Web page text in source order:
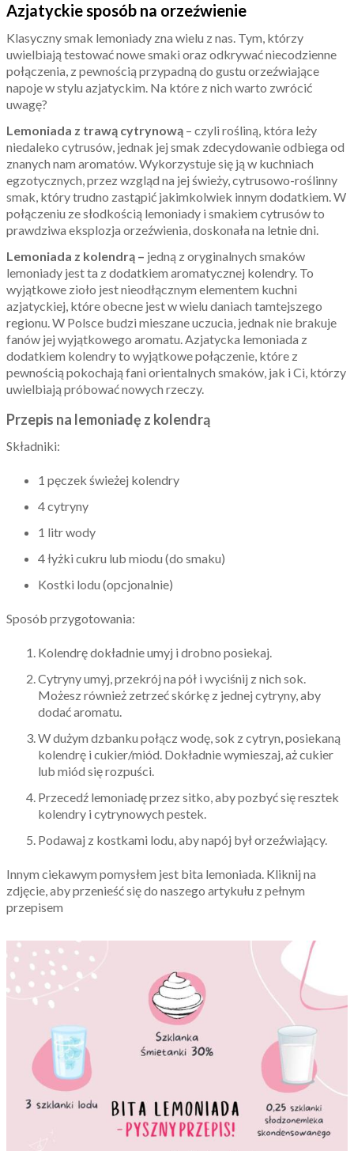
Azjatyckie sposób na orzeźwienie
Klasyczny smak lemoniady zna wielu z nas. Tym, którzy
uwielbiają testować nowe smaki oraz odkrywać niecodzienne
połączenia, z pewnością przypadną do gustu orzeźwiające
napoje w stylu azjatyckim. Na które z nich warto zwrócić
uwagę?
Lemoniada z trawą cytrynową – czyli rośliną, która leży
niedaleko cytrusów, jednak jej smak zdecydowanie odbiega od
znanych nam aromatów. Wykorzystuje się ją w kuchniach
egzotycznych, przez wzgląd na jej świeży, cytrusowo-roślinny
smak, który trudno zastąpić jakimkolwiek innym dodatkiem. W
połączeniu ze słodkością lemoniady i smakiem cytrusów to
prawdziwa eksplozja orzeźwienia, doskonała na letnie dni.
Lemoniada z kolendrą – jedną z oryginalnych smaków
lemoniady jest ta z dodatkiem aromatycznej kolendry. To
wyjątkowe zioło jest nieodłącznym elementem kuchni
azjatyckiej, które obecne jest w wielu daniach tamtejszego
regionu. W Polsce budzi mieszane uczucia, jednak nie brakuje
fanów jej wyjątkowego aromatu. Azjatycka lemoniada z
dodatkiem kolendry to wyjątkowe połączenie, które z
pewnością pokochają fani orientalnych smaków, jak i Ci, którzy
uwielbiają próbować nowych rzeczy.
Przepis na lemoniadę z kolendrą
Składniki:
1 pęczek świeżej kolendry
4 cytryny
1 litr wody
4 łyżki cukru lub miodu (do smaku)
Kostki lodu (opcjonalnie)
Sposób przygotowania:
Kolendrę dokładnie umyj i drobno posiekaj.
Cytryny umyj, przekrój na pół i wyciśnij z nich sok.
Możesz również zetrzeć skórkę z jednej cytryny, aby
dodać aromatu.
W dużym dzbanku połącz wodę, sok z cytryn, posiekaną
kolendrę i cukier/miód. Dokładnie wymieszaj, aż cukier
lub miód się rozpuści.
Przecedź lemoniadę przez sitko, aby pozbyć się resztek
kolendry i cytrynowych pestek.
Podawaj z kostkami lodu, aby napój był orzeźwiający.
Innym ciekawym pomysłem jest bita lemoniada. Kliknij na
zdjęcie, aby przenieść się do naszego artykułu z pełnym
przepisem